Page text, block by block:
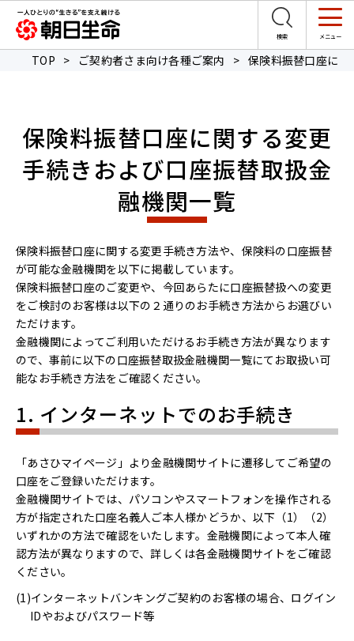
TOP > ご契約者さま向け各種ご案内 > 保険料振替口座に
保険料振替口座に関する変更
手続きおよび口座振替取扱金
融機関一覧
保険料振替口座に関する変更手続き方法や、保険料の口座振替
が可能な金融機関を以下に掲載しています。
保険料振替口座のご変更や、今回あらたに口座振替扱への変更
をご検討のお客様は以下の２通りのお手続き方法からお選びい
ただけます。
金融機関によってご利用いただけるお手続き方法が異なります
ので、事前に以下の口座振替取扱金融機関一覧にてお取扱い可
能なお手続き方法をご確認ください。
1. インターネットでのお手続き
「あさひマイページ」より金融機関サイトに遷移してご希望の
口座をご登録いただけます。
金融機関サイトでは、パソコンやスマートフォンを操作される
方が指定された口座名義人ご本人様かどうか、以下（1）（2）
いずれかの方法で確認をいたします。金融機関によって本人確
認方法が異なりますので、詳しくは各金融機関サイトをご確認
ください。
インターネットバンキングご契約のお客様の場合、ログイン
IDやおよびパスワード等